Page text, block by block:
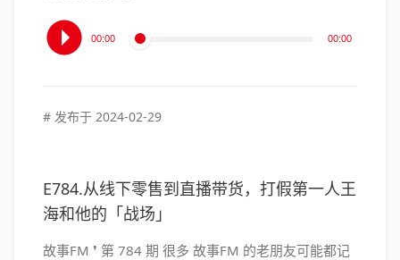
音
频
器
00:00 00:00
# 发布于 2024-02-29
E784.从线下零售到直播带货，打假第一人王
海和他的「战场」
故事FM ❜ 第 784 期 很多 故事FM 的老朋友可能都记